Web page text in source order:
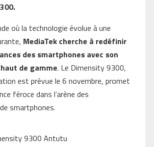
où la technologie évolue à une
MediaTek cherche à redéfinir
des smartphones avec son
de gamme. Le Dimensity 9300,
est prévue le 6 novembre, promet
féroce dans l’arène des
smartphones.
9300 Antutu